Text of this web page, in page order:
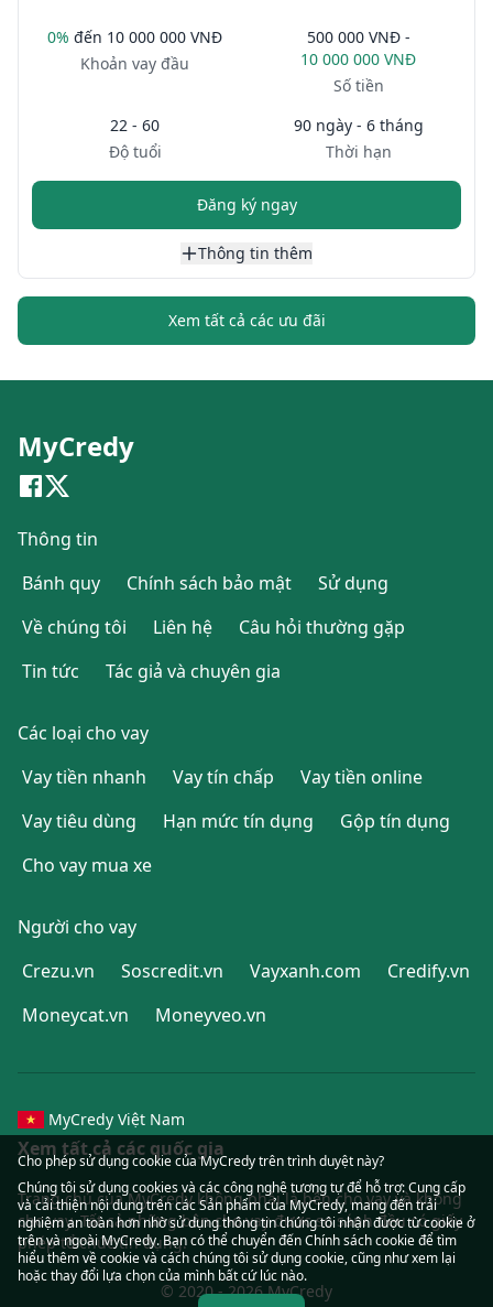
0% đến 10 000 000 VNĐ
Khoản vay đầu
500 000 VNĐ -
10 000 000 VNĐ
Số tiền
22 - 60
Độ tuổi
90 ngày - 6 tháng
Thời hạn
Đăng ký ngay
Thông tin thêm
Xem tất cả các ưu đãi
MyCredy
Thông tin
Bánh quy
Chính sách bảo mật
Sử dụng
Về chúng tôi
Liên hệ
Câu hỏi thường gặp
Tin tức
Tác giả và chuyên gia
Các loại cho vay
Vay tiền nhanh
Vay tín chấp
Vay tiền online
Vay tiêu dùng
Hạn mức tín dụng
Gộp tín dụng
Cho vay mua xe
Người cho vay
Crezu.vn
Soscredit.vn Vayxanh.com
Credify.vn
Moneycat.vn
Moneyveo.vn
MyCredy Việt Nam
Xem tất cả các quốc gia
Trang chủ của MyCredy không phải là bên cho vay và không
cho vay. Tất cả những bên cho vay được so sánh đều có giấy
phép tổ chức tín dụng.
© 2020 - 2026 MyCredy
Cho phép sử dụng cookie của MyCredy trên trình duyệt này?
Chúng tôi sử dụngcookiesvà các công nghệ tương tự để hỗ trợ: Cung cấp
và cải thiện nội dung trên các Sản phẩm của MyCredy, mang đến trải
nghiệm an toàn hơn nhờ sử dụng thông tin chúng tôi nhận được từ cookie ở
trên và ngoài MyCredy. Bạn có thể chuyển đến Chính sách cookie để tìm
hiểu thêm về cookie và cách chúng tôi sử dụngcookie, cũng như xem lại
hoặc thay đổi lựa chọn của mình bất cứ lúc nào.